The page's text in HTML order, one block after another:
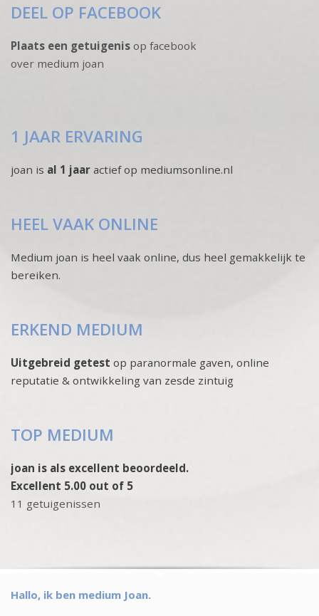
DEEL OP FACEBOOK
Plaats een getuigenis op facebook
over medium joan
1 JAAR ERVARING
joan is al 1 jaar actief op mediumsonline.nl
HEEL VAAK ONLINE
Medium joan is heel vaak online, dus heel gemakkelijk te
bereiken.
ERKEND MEDIUM
Uitgebreid getest op paranormale gaven, online
reputatie & ontwikkeling van zesde zintuig
TOP MEDIUM
joan is als excellent beoordeeld.
Excellent 5.00 out of 5
11 getuigenissen
Hallo, ik ben medium Joan.